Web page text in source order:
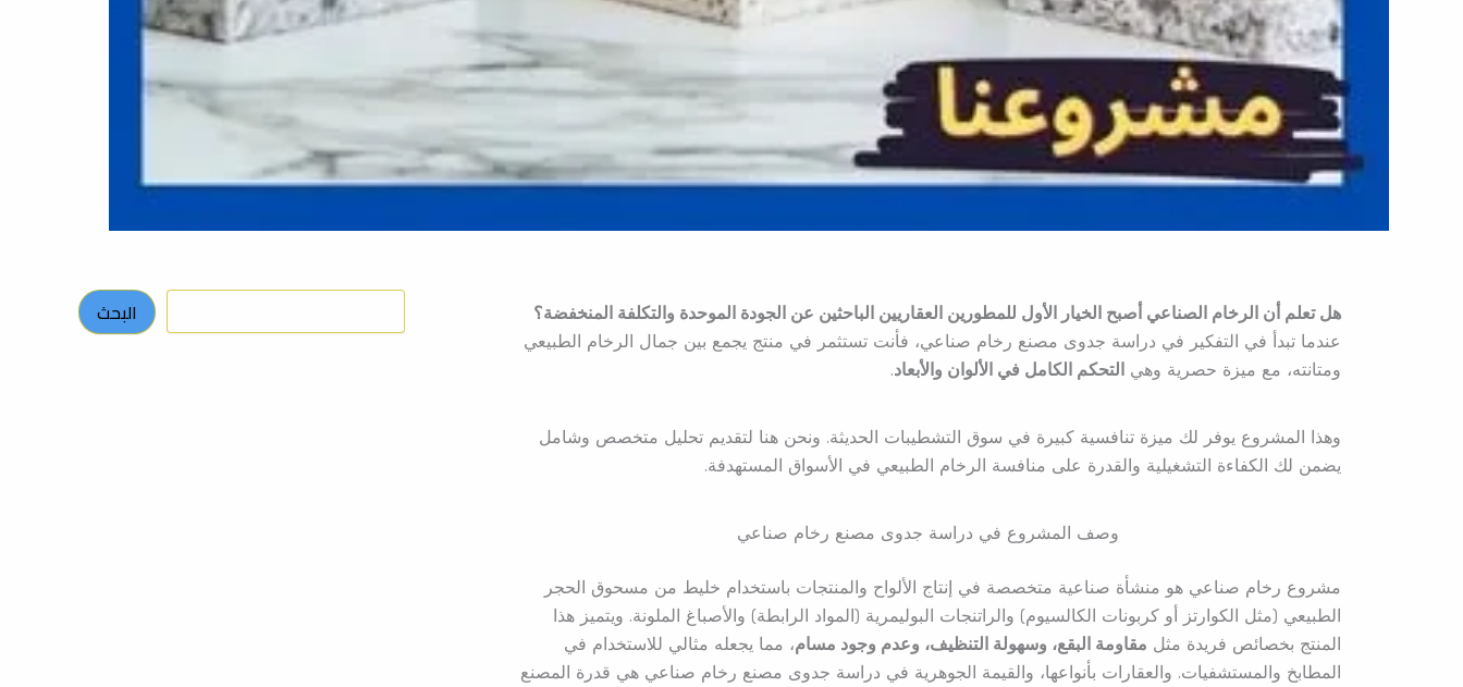
هل تعلم أن الرخام الصناعي أصبح الخيار الأول للمطورين العقاريين الباحثين عن الجودة الموحدة والتكلفة المنخفضة؟
عندما تبدأ في التفكير في دراسة جدوى مصنع رخام صناعي، فأنت تستثمر في منتج يجمع بين جمال الرخام الطبيعي
ومتانته، مع ميزة حصرية وهي التحكم الكامل في الألوان والأبعاد.
وهذا المشروع يوفر لك ميزة تنافسية كبيرة في سوق التشطيبات الحديثة. ونحن هنا لتقديم تحليل متخصص وشامل
يضمن لك الكفاءة التشغيلية والقدرة على منافسة الرخام الطبيعي في الأسواق المستهدفة.
وصف المشروع في دراسة جدوى مصنع رخام صناعي
مشروع رخام صناعي هو منشأة صناعية متخصصة في إنتاج الألواح والمنتجات باستخدام خليط من مسحوق الحجر
الطبيعي (مثل الكوارتز أو كربونات الكالسيوم) والراتنجات البوليمرية (المواد الرابطة) والأصباغ الملونة. ويتميز هذا
المنتج بخصائص فريدة مثل مقاومة البقع، وسهولة التنظيف، وعدم وجود مسام، مما يجعله مثالي للاستخدام في
المطابخ والمستشفيات. والعقارات بأنواعها، والقيمة الجوهرية في دراسة جدوى مصنع رخام صناعي هي قدرة المصنع
البحث